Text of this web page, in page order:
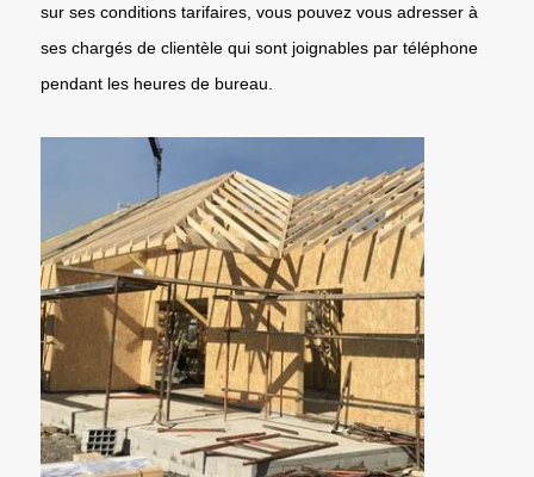
sur ses conditions tarifaires, vous pouvez vous adresser à
ses chargés de clientèle qui sont joignables par téléphone
pendant les heures de bureau.